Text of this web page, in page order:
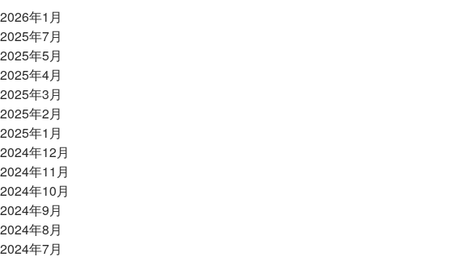
2026年1月
2025年7月
2025年5月
2025年4月
2025年3月
2025年2月
2025年1月
2024年12月
2024年11月
2024年10月
2024年9月
2024年8月
2024年7月